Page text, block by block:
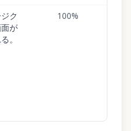
ク
が
。
100%